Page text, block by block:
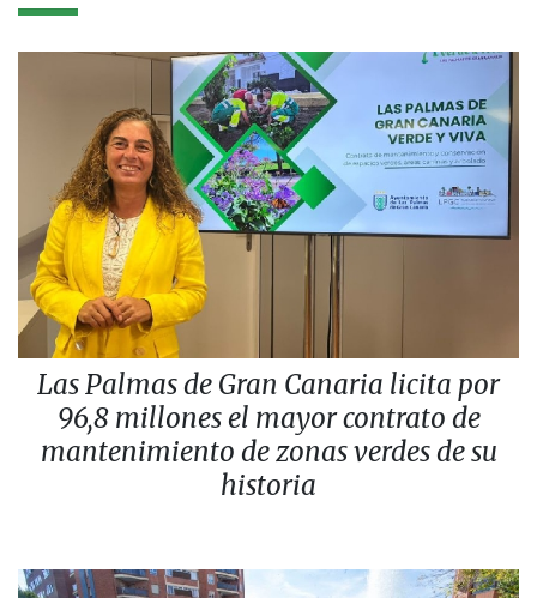
Las Palmas de Gran Canaria licita por
96,8 millones el mayor contrato de
mantenimiento de zonas verdes de su
historia